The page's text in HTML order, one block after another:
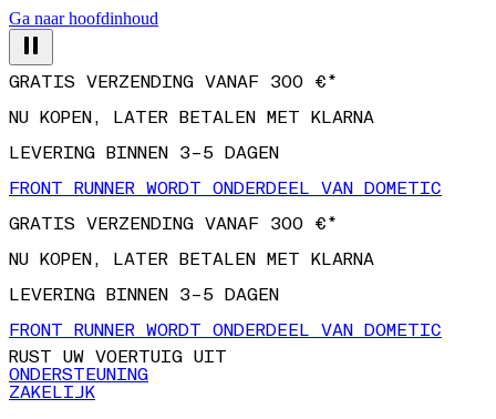
Ga naar hoofdinhoud
NU KOPEN, LATER BETALEN MET KLARNA
LEVERING BINNEN 3–5 DAGEN
FRONT RUNNER WORDT ONDERDEEL VAN DOMETIC
GRATIS VERZENDING VANAF 300 €*
NU KOPEN, LATER BETALEN MET KLARNA
LEVERING BINNEN 3–5 DAGEN
FRONT RUNNER WORDT ONDERDEEL VAN DOMETIC
RUST UW VOERTUIG UIT
ONDERSTEUNING
ZAKELIJK